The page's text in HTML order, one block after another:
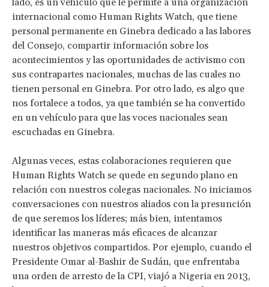
internacional como Human Rights Watch, que tiene
personal permanente en Ginebra dedicado a las labores
del Consejo, compartir información sobre los
acontecimientos y las oportunidades de activismo con
sus contrapartes nacionales, muchas de las cuales no
tienen personal en Ginebra. Por otro lado, es algo que
nos fortalece a todos, ya que también se ha convertido
en un vehículo para que las voces nacionales sean
escuchadas en Ginebra.
Algunas veces, estas colaboraciones requieren que
Human Rights Watch se quede en segundo plano en
relación con nuestros colegas nacionales. No iniciamos
conversaciones con nuestros aliados con la presunción
de que seremos los líderes; más bien, intentamos
identificar las maneras más eficaces de alcanzar
nuestros objetivos compartidos. Por ejemplo, cuando el
Presidente Omar al-Bashir de Sudán, que enfrentaba
una orden de arresto de la CPI, viajó a Nigeria en 2013,